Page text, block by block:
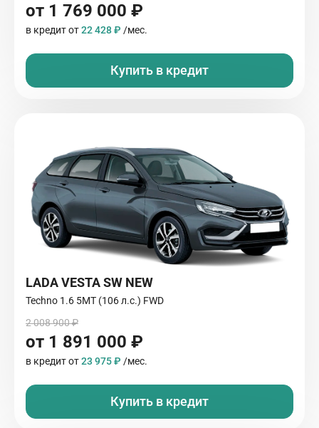
от 1 769 000 ₽
в кредит от22 428 ₽ /мес.
Купить в кредит
LADA VESTA SW NEW
Techno 1.6 5MT (106 л.с.) FWD
2 008 900 ₽
от 1 891 000 ₽
в кредит от23 975 ₽ /мес.
Купить в кредит